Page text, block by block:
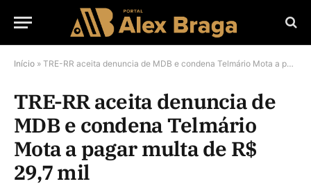
Início » TRE-RR aceita denuncia de MDB e condena Telmário Mota a pagar multa de R$ 29,7 mil
TRE-RR aceita denuncia de
MDB e condena Telmário
Mota a pagar multa de R$
29,7 mil